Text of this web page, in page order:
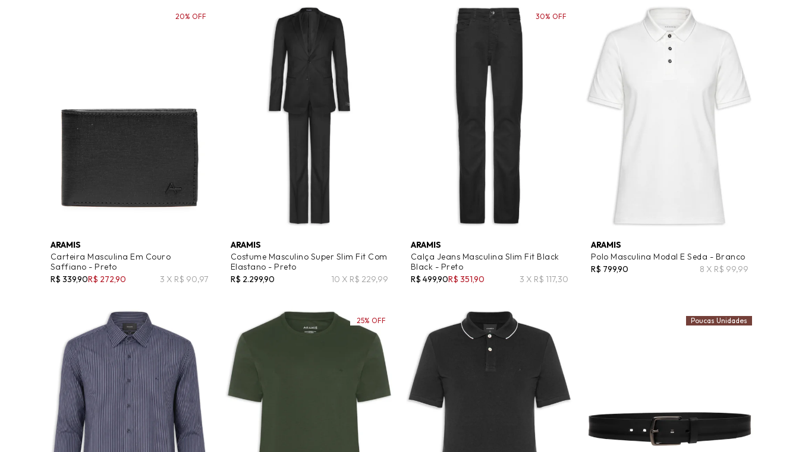
ARAMIS
Carteira Masculina Em Couro
Saffiano - Preto
R$ 339,90R$ 272,90 3 X R$ 90,97
20% OFF
ARAMIS
Costume Masculino Super Slim Fit Com
Elastano - Preto
R$ 2.299,90
10 X R$ 229,99
ARAMIS
Calça Jeans Masculina Slim Fit Black
Black - Preto
R$ 499,90R$ 351,90 3 X R$ 117,30
30% OFF
ARAMIS
Polo Masculina Modal E Seda - Branco
R$ 799,90
8 X R$ 99,99
25% OFF Poucas Unidades